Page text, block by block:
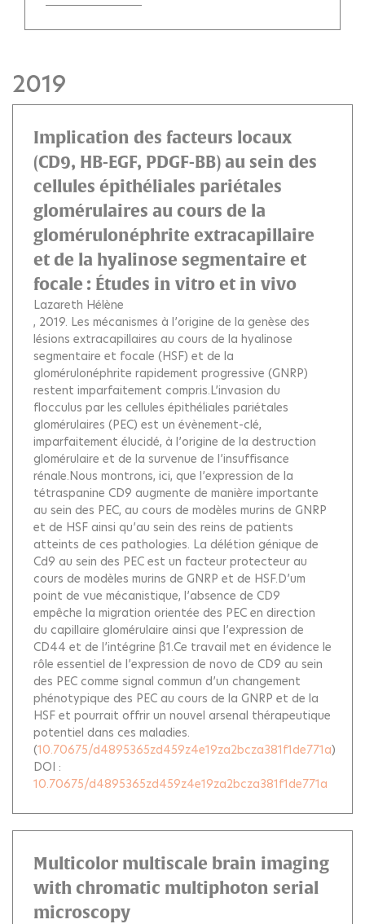
2019
Implication des facteurs locaux
(CD9, HB-EGF, PDGF-BB) au sein des
cellules épithéliales pariétales
glomérulaires au cours de la
glomérulonéphrite extracapillaire
et de la hyalinose segmentaire et
focale : Études in vitro et in vivo
Lazareth Hélène
, 2019. Les mécanismes à l’origine de la genèse des
lésions extracapillaires au cours de la hyalinose
segmentaire et focale (HSF) et de la
glomérulonéphrite rapidement progressive (GNRP)
restent imparfaitement compris.L’invasion du
flocculus par les cellules épithéliales pariétales
glomérulaires (PEC) est un évènement-clé,
imparfaitement élucidé, à l’origine de la destruction
glomérulaire et de la survenue de l’insuffisance
rénale.Nous montrons, ici, que l’expression de la
tétraspanine CD9 augmente de manière importante
au sein des PEC, au cours de modèles murins de GNRP
et de HSF ainsi qu’au sein des reins de patients
atteints de ces pathologies. La délétion génique de
Cd9 au sein des PEC est un facteur protecteur au
cours de modèles murins de GNRP et de HSF.D’um
point de vue mécanistique, l’absence de CD9
empêche la migration orientée des PEC en direction
du capillaire glomérulaire ainsi que l’expression de
CD44 et de l’intégrine β1.Ce travail met en évidence le
rôle essentiel de l’expression de novo de CD9 au sein
des PEC comme signal commun d’un changement
phénotypique des PEC au cours de la GNRP et de la
HSF et pourrait offrir un nouvel arsenal thérapeutique
potentiel dans ces maladies.
(10.70675/d4895365zd459z4e19za2bcza381f1de771a)
DOI :
10.70675/d4895365zd459z4e19za2bcza381f1de771a
Multicolor multiscale brain imaging
with chromatic multiphoton serial
microscopy